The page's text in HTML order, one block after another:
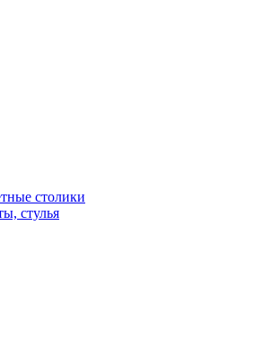
столики
стулья